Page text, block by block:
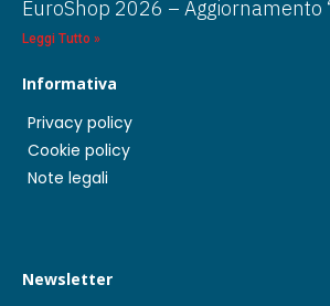
EuroShop 2026 – Aggiornamento
Leggi Tutto »
Informativa
Privacy policy
Cookie policy
Note legali
Newsletter